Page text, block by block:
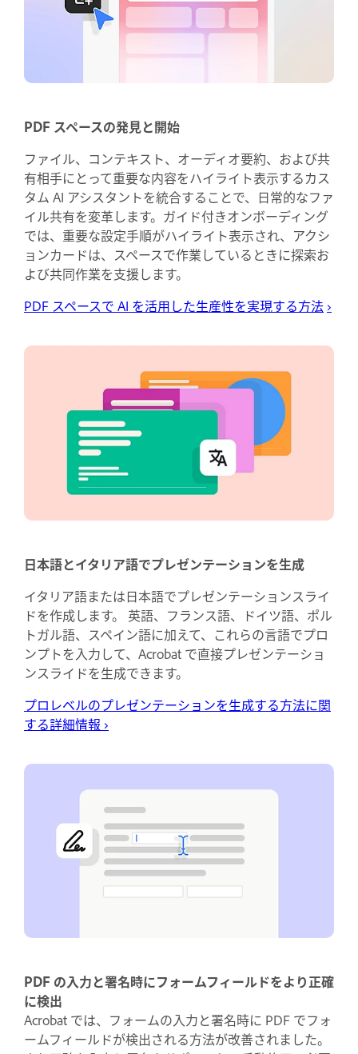
PDF スペースの発見と開始
ファイル、コンテキスト、オーディオ要約、および共
有相手にとって重要な内容をハイライト表示するカス
タム AI アシスタントを統合することで、日常的なファ
イル共有を変革します。ガイド付きオンボーディング
では、重要な設定手順がハイライト表示され、アクシ
ョンカードは、スペースで作業しているときに探索お
よび共同作業を支援します。
PDF スペースで AI を活用した生産性を実現する方法 ›
日本語とイタリア語でプレゼンテーションを生成
イタリア語または日本語でプレゼンテーションスライ
ドを作成します。 英語、フランス語、ドイツ語、ポル
トガル語、スペイン語に加えて、これらの言語でプロ
ンプトを入力して、Acrobat で直接プレゼンテーショ
ンスライドを生成できます。
プロレベルのプレゼンテーションを生成する方法に関
する詳細情報 ›
PDF の入力と署名時にフォームフィールドをより正確
に検出
Acrobat では、フォームの入力と署名時に PDF でフォ
ームフィールドが検出される方法が改善されました。